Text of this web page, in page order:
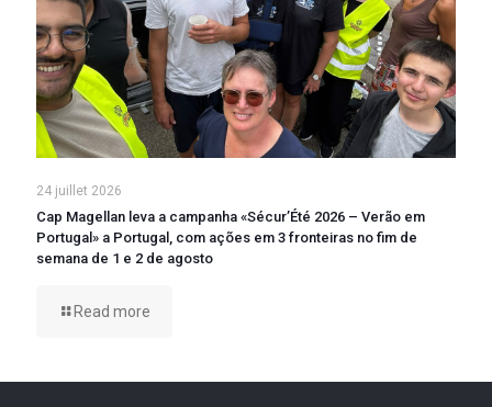
24 juillet 2026
Cap Magellan leva a campanha «Sécur’Été 2026 – Verão em
Portugal» a Portugal, com ações em 3 fronteiras no fim de
semana de 1 e 2 de agosto
Read more